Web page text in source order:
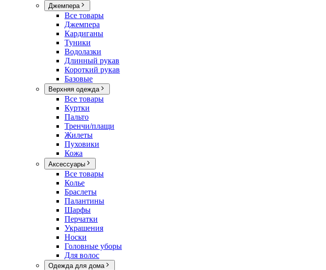
Джемпера
Все товары
Джемпера
Кардиганы
Туники
Водолазки
Длинный рукав
Короткий рукав
Базовые
Верхняя одежда
Все товары
Куртки
Пальто
Тренчи/плащи
Жилеты
Пуховики
Кожа
Аксессуары
Все товары
Колье
Браслеты
Палантины
Шарфы
Перчатки
Украшения
Носки
Головные уборы
Для волос
Одежда для дома